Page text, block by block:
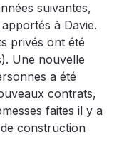
suivantes,
à Davie.
privés ont été
Une nouvelle
a été
contrats,
faites il y a
construction